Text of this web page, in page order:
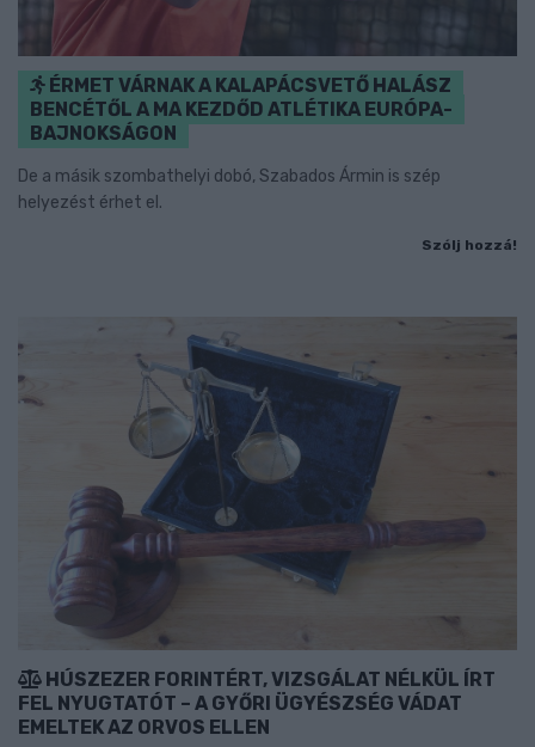
ÉRMET VÁRNAK A KALAPÁCSVETŐ HALÁSZ
BENCÉTŐL A MA KEZDŐD ATLÉTIKA EURÓPA-
BAJNOKSÁGON
De a másik szombathelyi dobó, Szabados Ármin is szép
helyezést érhet el.
Szólj hozzá!
HÚSZEZER FORINTÉRT, VIZSGÁLAT NÉLKÜL ÍRT
FEL NYUGTATÓT – A GYŐRI ÜGYÉSZSÉG VÁDAT
EMELTEK AZ ORVOS ELLEN